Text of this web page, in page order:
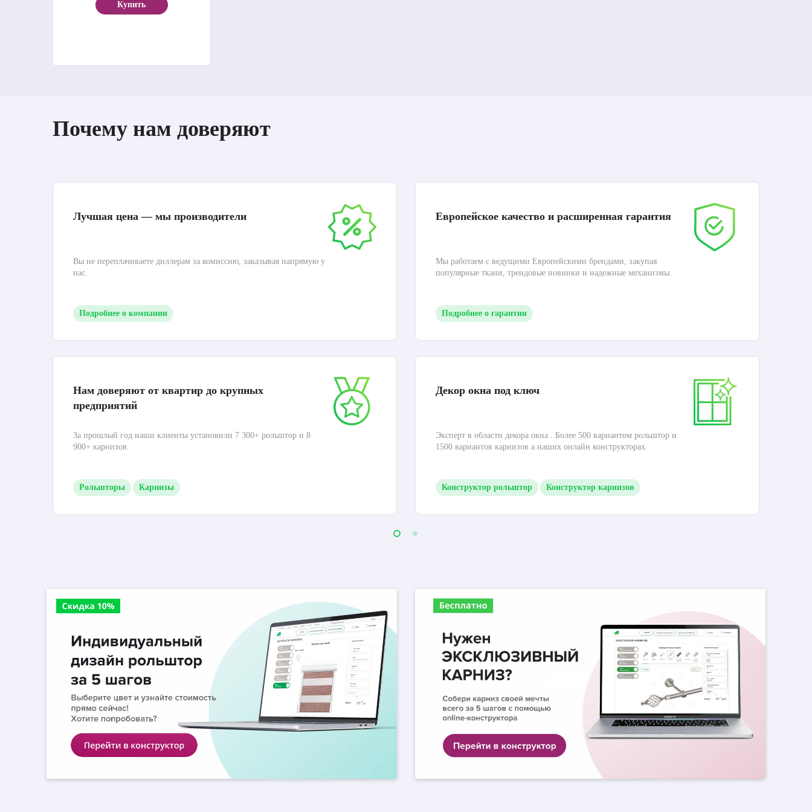
Купить
Почему нам доверяют
Лучшая цена — мы производители
Вы не переплачиваете диллерам за комиссию, заказывая напрямую у
нас.
Подробнее о компании
Нам доверяют от квартир до крупных
предприятий
За прошлый год наши клиенты установили 7 300+ рольштор и 8
900+ карнизов.
Рольшторы Карнизы
Европейское качество и расширенная гарантия
Мы работаем с ведущими Европейскими брендами, закупая
популярные ткани, трендовые новинки и надежные механизмы.
Подробнее о гарантии
Декор окна под ключ
Эксперт в области декора окна . Более 500 вариантом рольштор и
1500 вариантов карнизов а наших онлайн конструкторах.
Конструктор рольштор Конструктор карнизов